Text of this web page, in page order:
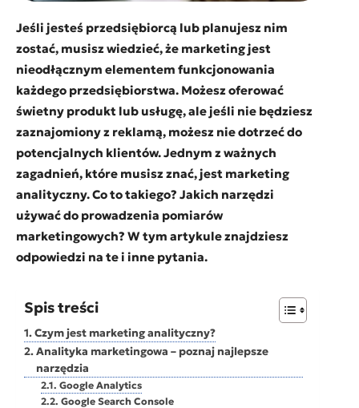
Jeśli jesteś przedsiębiorcą lub planujesz nim
zostać, musisz wiedzieć, że marketing jest
nieodłącznym elementem funkcjonowania
każdego przedsiębiorstwa. Możesz oferować
świetny produkt lub usługę, ale jeśli nie będziesz
zaznajomiony z reklamą, możesz nie dotrzeć do
potencjalnych klientów. Jednym z ważnych
zagadnień, które musisz znać, jest marketing
analityczny. Co to takiego? Jakich narzędzi
używać do prowadzenia pomiarów
marketingowych? W tym artykule znajdziesz
odpowiedzi na te i inne pytania.
Spis treści
Czym jest marketing analityczny?
Analityka marketingowa – poznaj najlepsze
narzędzia
Google Analytics
Google Search Console